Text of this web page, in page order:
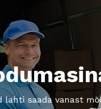
lahti saada vanast